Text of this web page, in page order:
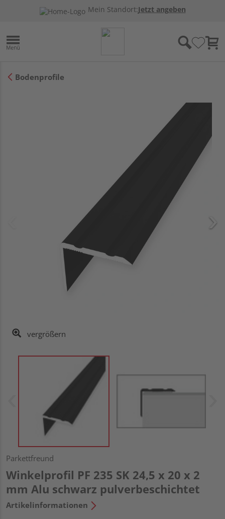
Mein Standort:Jetzt angeben
Bodenprofile
vergrößern
Parkettfreund
Winkelprofil PF 235 SK 24,5 x 20 x 2
mm Alu schwarz pulverbeschichtet
Artikelinformationen